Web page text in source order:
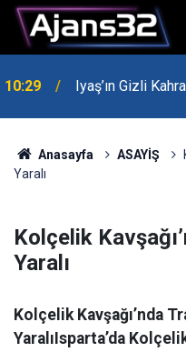
00:52 Isparta'da Asker
Anasayfa ASAYİŞ
Yaralı
Kolçelik
Yaralı
Kolçelik Kavşağı’nda
YaralıIsparta’da